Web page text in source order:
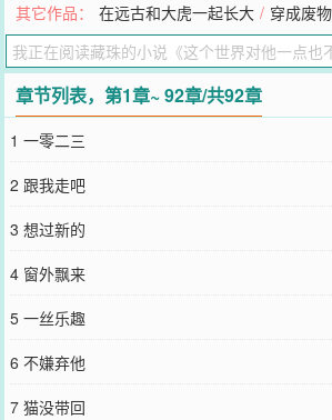
子带大，刚毕业本来是要赚钱的年纪，结果因
婶子觉得养他没用从医院偷跑，不打算给他继
警察上门调节了好几次，亲戚朋友的门也都敲
一一来过，募捐了些，再加上医保报销，满打
没交。.南枝过去看了看，发现是那个血管细
血、胳膊上留下很多针孔，护理部视察的时候
理部，对方帮她掩盖的少年。.一万块，买猫其
活费中再挤挤，但是救一个即将被赶出医院自
余的。.南枝将那一万块给他垫付了医药费，顺
回了家，没有遭受到任何阻拦，甚至他的亲戚
她将人领走，并且保证绝对不打扰她们。.一万
脱离了瓜葛，从头到尾属于她一个人的了。.这
好，她对他好，他对她更好。.男主以后会成为
成才，赚钱都给女主花。.纯爱党，不用问是不
判小说上纲上线玩文字狱那套的不用看了，肯
篇治愈日常向小说，不要试图乱给它扣帽子~.
您要是觉得《
QQ群和微博微信里的朋友推荐哦！
其它作品： 在远古和大虎一起长大 / 穿成废
章节列表，第1章~ 92章/共92章
1 一零二三
2 跟我走吧
3 想过新的
4 窗外飘来
5 一丝乐趣
6 不嫌弃他
7 猫没带回